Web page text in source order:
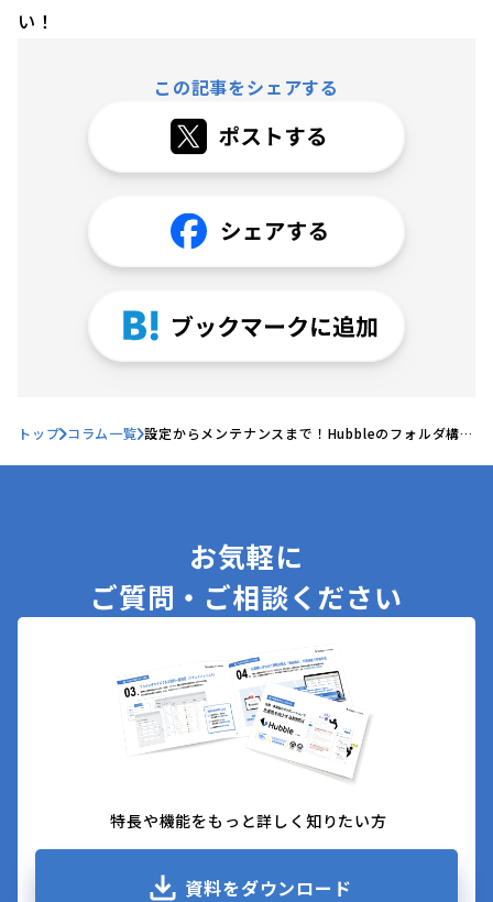
い！
この記事をシェアする
トップ コラム一覧 設定からメンテナンスまで！Hubbleのフォルダ構成
お気軽に
ご質問・ご相談ください
特長や機能をもっと詳しく知りたい方
資料をダウンロード